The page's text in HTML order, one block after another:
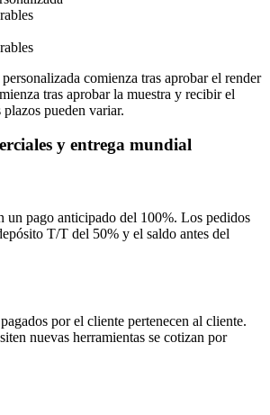
comienza tras aprobar el render
tras aprobar la muestra y recibir el
pueden variar.
y entrega mundial
un pago anticipado del 100%. Los pedidos
T/T del 50% y el saldo antes del
por el cliente pertenecen al cliente.
nuevas herramientas se cotizan por